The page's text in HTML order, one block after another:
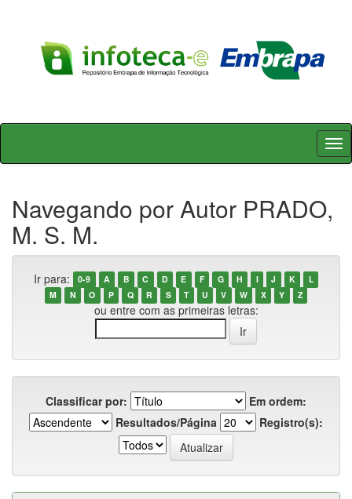
Skip
Navegando por Autor PRADO,
M. S. M.
Ir para: 0-9 A B C D E F G H I J K
L
M
N O P Q R S T U V W X Y Z
ou entre com as primeiras letras:
Classificar por:
Em ordem:
Resultados/Página
Registro(s):